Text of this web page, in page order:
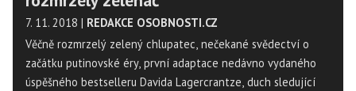
7. 11. 2018 | REDAKCE OSOBNOSTI.CZ
Věčně rozmrzelý zelený chlupatec, nečekané svědectví o
začátku putinovské éry, první adaptace nedávno vydaného
úspěšného bestselleru Davida Lagercrantze, duch sledující